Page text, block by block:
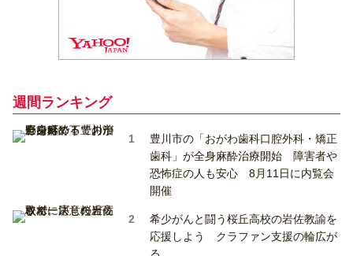
週間ランキング
豊川市の「おがわ歯科口腔外科・矯正
歯科」が全身麻酔治療開始 障害者や
恐怖症の人も安心 8月11日に内覧会
開催
希少がんと闘う桜丘高校の岩佐教諭を
応援しよう クラファン支援の輪広が